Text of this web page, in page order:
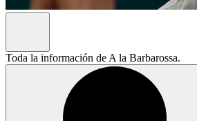
Toda la información de A la Barbarossa.